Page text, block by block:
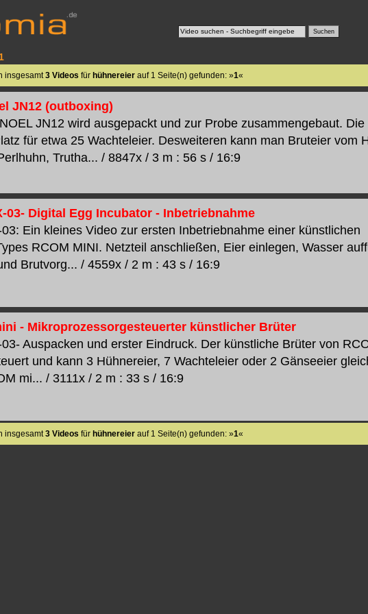
insgesamt3 Videos für hühnereier auf 1 Seite(n) gefunden: »1«
JN12 (outboxing)
JN12 wird ausgepackt und zur Probe zusammengebaut. Die
für etwa 25 Wachteleier. Desweiteren kann man Bruteier vom
Trutha... / 8847x / 3 m : 56 s / 16:9
03- Digital Egg Incubator - Inbetriebnahme
Ein kleines Video zur ersten Inbetriebnahme einer künstlichen
RCOM MINI. Netzteil anschließen, Eier einlegen, Wasser
Brutvorg... / 4559x / 2 m : 43 s / 16:9
- Mikroprozessorgesteuerter künstlicher Brüter
Auspacken und erster Eindruck. Der künstliche Brüter von
und kann 3 Hühnereier, 7 Wachteleier oder 2 Gänseeier
mi... / 3111x / 2 m : 33 s / 16:9
insgesamt3 Videos für hühnereier auf 1 Seite(n) gefunden: »1«